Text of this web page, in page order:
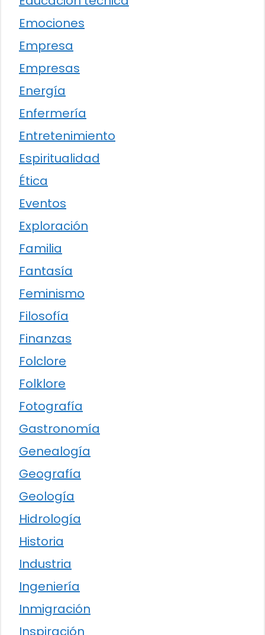
Emociones
Empresa
Empresas
Energía
Enfermería
Entretenimiento
Espiritualidad
Ética
Eventos
Exploración
Familia
Fantasía
Feminismo
Filosofía
Finanzas
Folclore
Folklore
Fotografía
Gastronomía
Genealogía
Geografía
Geología
Hidrología
Historia
Industria
Ingeniería
Inmigración
Inspiración